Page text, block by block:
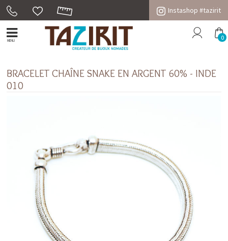
Instashop #tazirit
MENU 0
BRACELET CHAÎNE SNAKE EN ARGENT 60% - INDE
010